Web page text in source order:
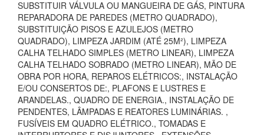
SUBSTITUIR VÁLVULA OU MANGUEIRA DE GÁS, PINTURA
REPARADORA DE PAREDES (METRO QUADRADO),
SUBSTITUIÇÃO PISOS E AZULEJOS (METRO
QUADRADO), LIMPEZA JARDIM (ATÉ 25M²), LIMPEZA
CALHA TELHADO SIMPLES (METRO LINEAR), LIMPEZA
CALHA TELHADO SOBRADO (METRO LINEAR), MÃO DE
OBRA POR HORA, REPAROS ELÉTRICOS:, INSTALAÇÃO
E/OU CONSERTOS DE:, PLAFONS E LUSTRES E
ARANDELAS., QUADRO DE ENERGIA., INSTALAÇÃO DE
PENDENTES, LÂMPADAS E REATORES LUMINÁRIAS. ,
FUSÍVEIS EM QUADRO ELÉTRICO., TOMADAS E